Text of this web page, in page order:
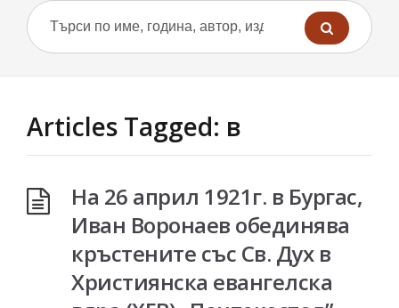
Articles Tagged: в
На 26 април 1921г. в Бургас,
Иван Воронаев обединява
кръстените със Св. Дух в
Християнска евангелска